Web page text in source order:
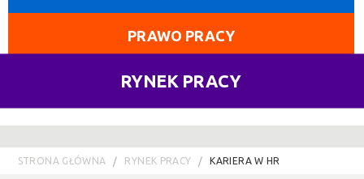
PRAWO PRACY
RYNEK PRACY
STRONA GŁÓWNA RYNEK PRACY KARIERA W HR